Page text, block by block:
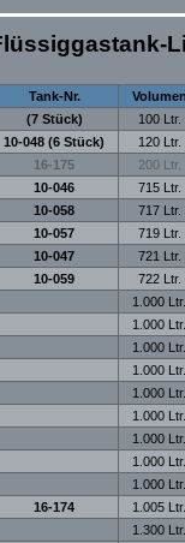
Tank-Nr.
(7 Stück)
100 Ltr.
10-048 (6 Stück)
120 Ltr.
16-175
200 Ltr.
10-046
715 Ltr.
10-058
717 Ltr.
10-057
719 Ltr.
10-047
721 Ltr.
10-059
722 Ltr.
1.000 Ltr.
1.000 Ltr.
1.000 Ltr.
1.000 Ltr.
1.000 Ltr.
1.000 Ltr.
1.000 Ltr.
1.000 Ltr.
1.000 Ltr.
16-174
1.005 Ltr.
1.300 Ltr.